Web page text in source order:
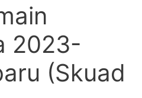
2023-
(Skuad